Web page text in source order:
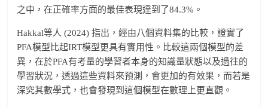
之中，在正確率方面的最佳表現達到了84.3%。
Hakkal等人 (2024) 指出，經由八個資料集的比較，證實了
PFA模型比起IRT模型更具有實用性。比較這兩個模型的差
異，在於PFA有考量的學習者本身的知識量狀態以及過往的
學習狀況，透過這些資料來預測，會更加的有效果，而若是
深究其數學式，也會發現到這個模型在數理上更直觀。